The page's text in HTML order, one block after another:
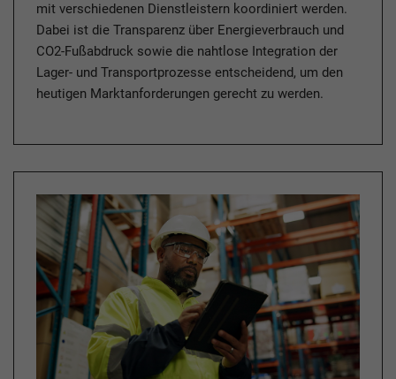
mit verschiedenen Dienstleistern koordiniert werden.
Dabei ist die Transparenz über Energieverbrauch und
CO2-Fußabdruck sowie die nahtlose Integration der
Lager- und Transportprozesse entscheidend, um den
heutigen Marktanforderungen gerecht zu werden.